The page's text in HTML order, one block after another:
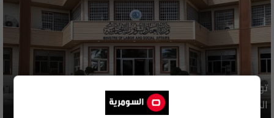
توضيح رسمي بشأن إلغاء شمول فئات من المستفيدين بإعانة
الحماية الاجتماعية